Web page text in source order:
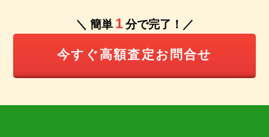
＼ 簡単 1 分で完了！／
今すぐ高額査定お問合せ